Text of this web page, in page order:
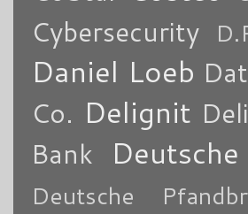
Cybersecurity
Daniel Loeb
Co. Delignit
Bank
Deutsche